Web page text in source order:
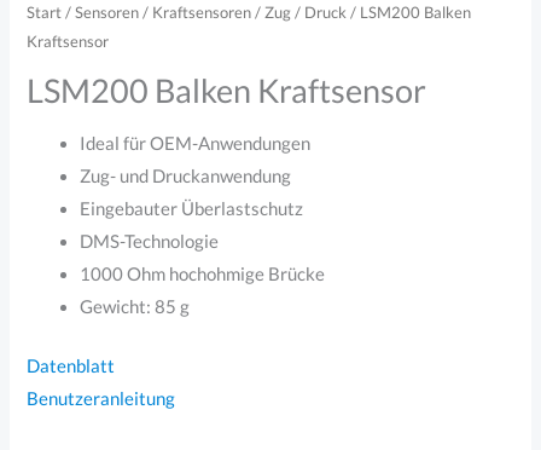
Start /Sensoren/ Kraftsensoren/ Zug / Druck / LSM200 Balken
Kraftsensor
LSM200 Balken Kraftsensor
Ideal für OEM-Anwendungen
Zug- und Druckanwendung
Eingebauter Überlastschutz
DMS-Technologie
1000 Ohm hochohmige Brücke
Gewicht: 85 g
Datenblatt
Benutzeranleitung